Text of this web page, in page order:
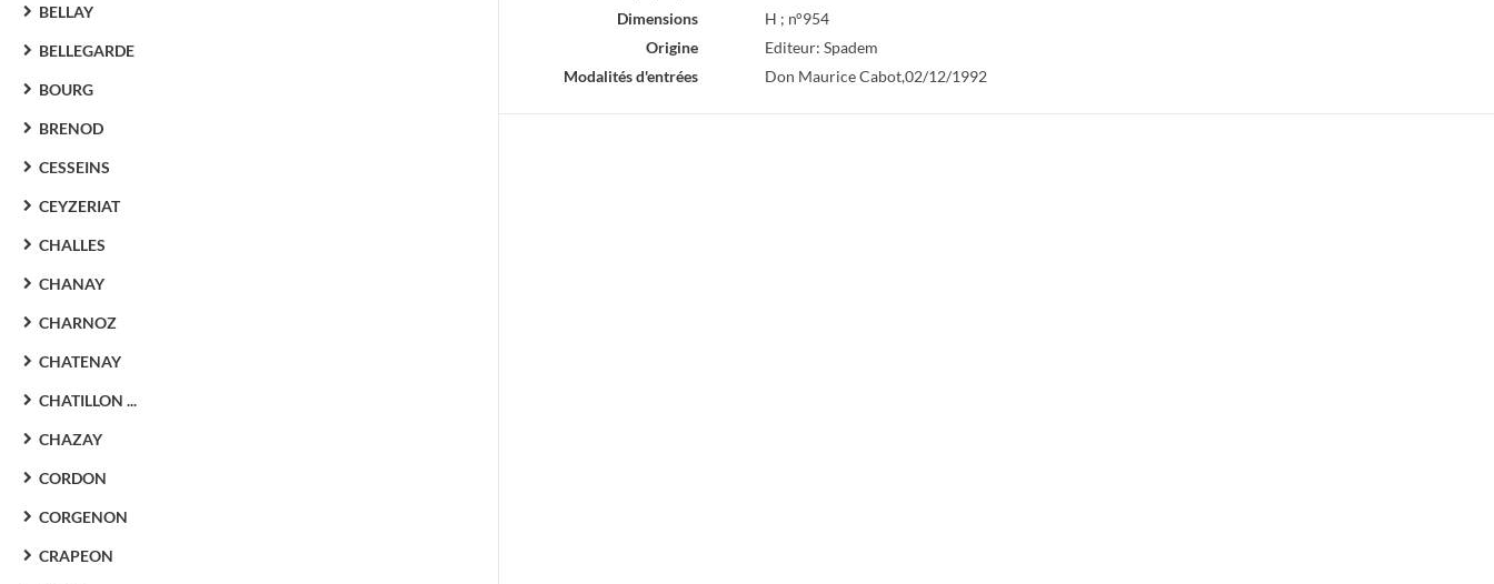
BELLAY
BELLEGARDE
BOURG
BRENOD
CESSEINS
CEYZERIAT
CHALLES
CHANAY
CHARNOZ
CHATENAY
CHATILLON ...
CHAZAY
CORDON
CORGENON
CRAPEON
Dimensions
H ; n°954
Origine
Editeur: Spadem
Modalités d'entrées
Don Maurice Cabot,02/12/1992